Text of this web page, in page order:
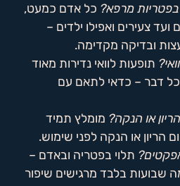
מרפא? כל אדם כמעט,
ועד צעירים ואפילו ילדים –
ובדיקה מקדימה.
תופעות לוואי נדירות מאוד
כל דבר – כדאי לתאם עם
או הנקה? מומלץ תמיד
הריון או הנקה לפני שימוש.
תלוי בפטריה ובאדם –
שבועות בלבד מרגישים שיפור